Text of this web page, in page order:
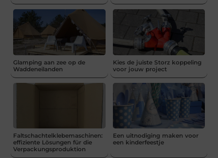
Glamping aan zee op de
Waddeneilanden
Kies de juiste Storz koppeling
voor jouw project
Faltschachtelklebemaschinen:
effiziente Lösungen für die
Verpackungsproduktion
Een uitnodiging maken voor
een kinderfeestje